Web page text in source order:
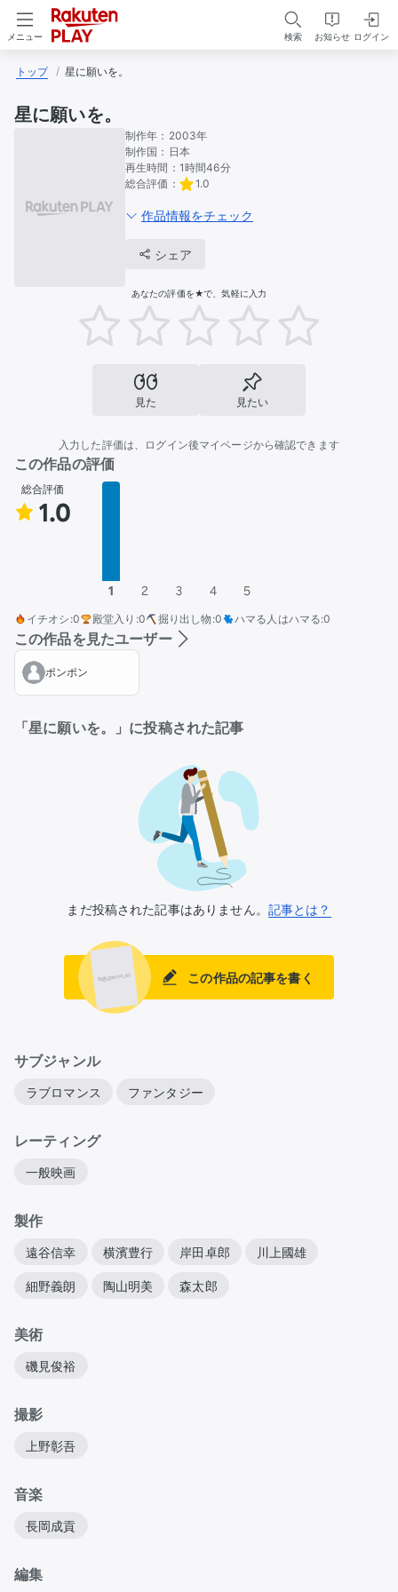
メニュー 検索 お知らせ ログイン
トップ 星に願いを。
星に願いを。
制作年： 2003年
制作国： 日本
再生時間： 1時間46分
総合評価：
1.0
作品情報をチェック
シェア
あなたの評価を★で、気軽に入力
見た 見たい
入力した評価は、ログイン後マイページから確認できます
この作品の評価
総合評価
1.0
1 2 3 4 5
イチオシ :0 殿堂入り :0 掘り出し物 :0 ハマる人はハマる:0
この作品を見たユーザー
ポンポン
「星に願いを。」に投稿された記事
まだ投稿された記事はありません。 記事とは？
この作品の記事を書く
サブジャンル
ラブロマンス ファンタジー
レーティング
一般映画
製作
遠谷信幸 横濱豊行 岸田卓郎 川上國雄
細野義朗 陶山明美 森太郎
美術
磯見俊裕
撮影
上野彰吾
音楽
長岡成貢
編集